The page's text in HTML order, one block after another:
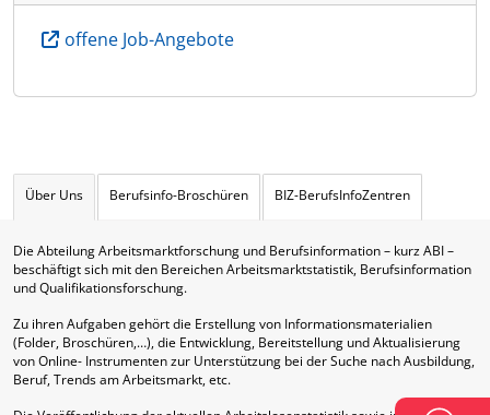
offene Job-Angebote
Über Uns Berufsinfo-Broschüren BIZ-BerufsInfoZentren
Die Abteilung Arbeitsmarktforschung und Berufsinformation – kurz ABI –
beschäftigt sich mit den Bereichen Arbeitsmarktstatistik, Berufsinformation
und Qualifikationsforschung.
Zu ihren Aufgaben gehört die Erstellung von Informationsmaterialien
(Folder, Broschüren,…), die Entwicklung, Bereitstellung und Aktualisierung
von Online- Instrumenten zur Unterstützung bei der Suche nach Ausbildung,
Beruf, Trends am Arbeitsmarkt, etc.